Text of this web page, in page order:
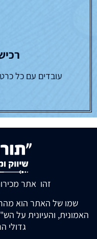
זהו אתר
שמו של האתר הוא
האמונית, והעיונית על
גדולי